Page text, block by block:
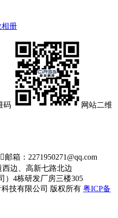
册
码
网站二维
邮箱：2271950271@qq.com
边、高新七路北边
）4栋研发厂房三楼305
技有限公司 版权所有 粤ICP备